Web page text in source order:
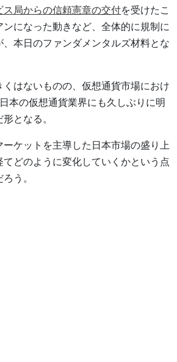
ス局からの信頼憲章の交付を受けたこ
ンになった動きなど、全体的に規制に
本日のファンダメンタルズ材料とな
はないものの、仮想通貨市場におけ
本の仮想通貨業界にも久しぶりに明
となる。
ケットを主導した日本市場の盛り上
どのように変化していくかという点
う。